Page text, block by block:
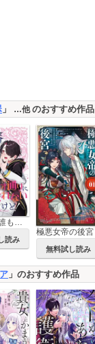
」 …他のおすすめ作品
【単話】誰もシナリオ通りに動いてくれないんですけど！
読み
極悪女帝の後宮
無料試し読み
」のおすすめ作品